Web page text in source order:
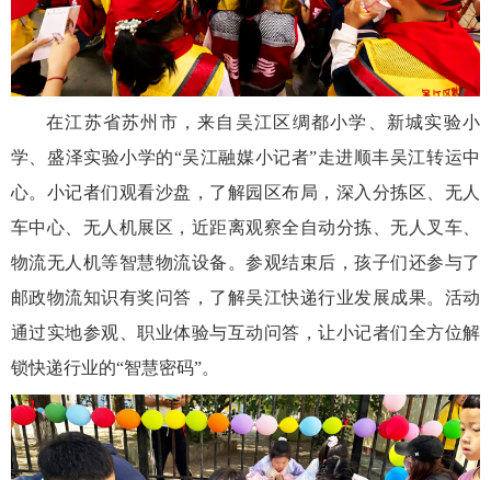
在江苏省苏州市，来自吴江区绸都小学、新城实验小
学、盛泽实验小学的“吴江融媒小记者”走进顺丰吴江转运中
心。小记者们观看沙盘，了解园区布局，深入分拣区、无人
车中心、无人机展区，近距离观察全自动分拣、无人叉车、
物流无人机等智慧物流设备。参观结束后，孩子们还参与了
邮政物流知识有奖问答，了解吴江快递行业发展成果。活动
通过实地参观、职业体验与互动问答，让小记者们全方位解
锁快递行业的“智慧密码”。